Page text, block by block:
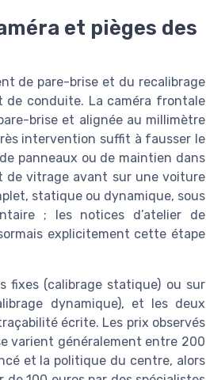
et pièges des
de pare-brise et du recalibrage
conduite. La caméra frontale
brise et alignée au millimètre
intervention suffit à fausser le
panneaux ou de maintien dans
de vitrage avant sur une voiture
statique ou dynamique, sous
; les notices d’atelier de
explicitement cette étape
fixes (calibrage statique) ou sur
dynamique), et les deux
écrite. Les prix observés
varient généralement entre 200
et la politique du centre, alors